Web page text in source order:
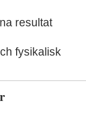
resultat
fysikalisk